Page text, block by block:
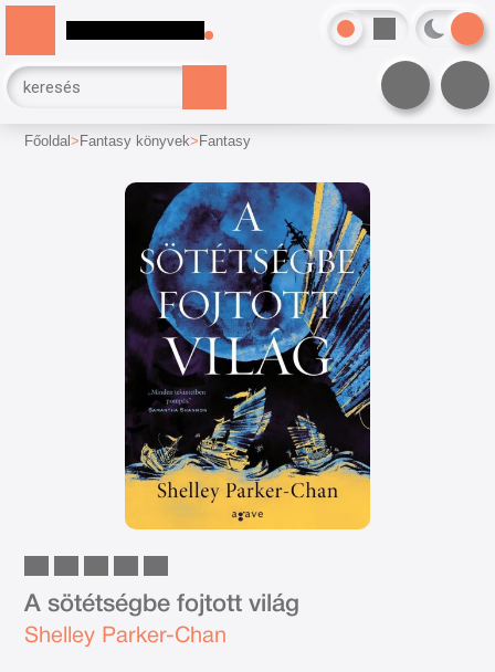
Főoldal Fantasy könyvek Fantasy
A sötétségbe fojtott világ
Shelley Parker-Chan